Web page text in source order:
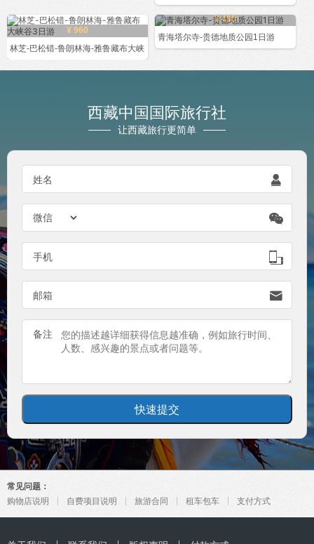
¥ 960
林芝-巴松错-鲁朗林海-雅鲁藏布大峡
¥ 490
青海塔尔寺-贵德地质公园1日游
西藏中国国际旅行社
让西藏旅行更简单
姓名 

手机 
邮箱 
备注
常见问题：
购物店说明
自费项目说明 旅游合同 租车包车 支付方式